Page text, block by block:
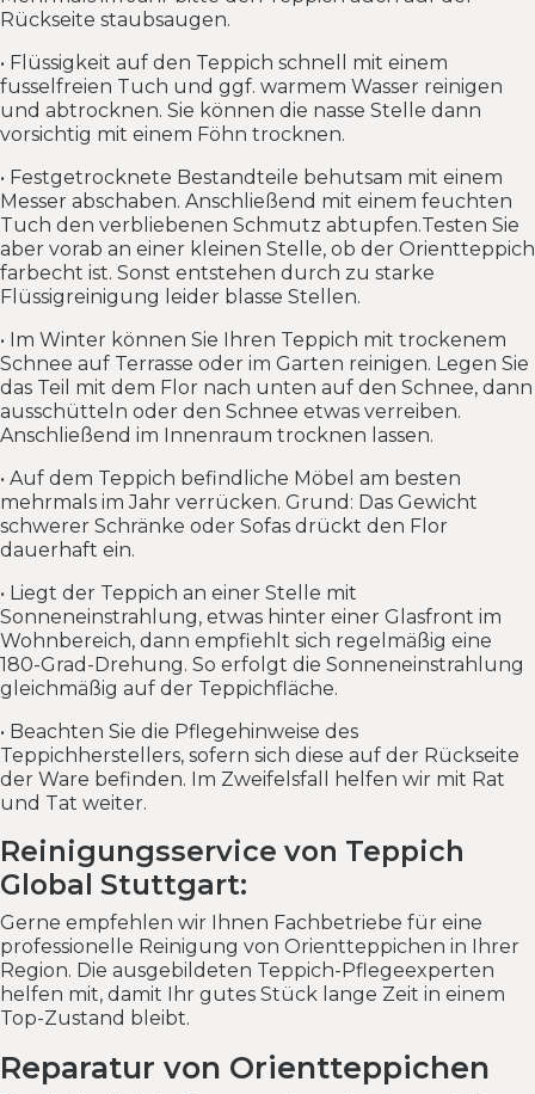
Rückseite staubsaugen.
• Flüssigkeit auf den Teppich schnell mit einem
fusselfreien Tuch und ggf. warmem Wasser reinigen
und abtrocknen. Sie können die nasse Stelle dann
vorsichtig mit einem Föhn trocknen.
• Festgetrocknete Bestandteile behutsam mit einem
Messer abschaben. Anschließend mit einem feuchten
Tuch den verbliebenen Schmutz abtupfen.Testen Sie
aber vorab an einer kleinen Stelle, ob der Orientteppich
farbecht ist. Sonst entstehen durch zu starke
Flüssigreinigung leider blasse Stellen.
• Im Winter können Sie Ihren Teppich mit trockenem
Schnee auf Terrasse oder im Garten reinigen. Legen Sie
das Teil mit dem Flor nach unten auf den Schnee, dann
ausschütteln oder den Schnee etwas verreiben.
Anschließend im Innenraum trocknen lassen.
• Auf dem Teppich befindliche Möbel am besten
mehrmals im Jahr verrücken. Grund: Das Gewicht
schwerer Schränke oder Sofas drückt den Flor
dauerhaft ein.
• Liegt der Teppich an einer Stelle mit
Sonneneinstrahlung, etwas hinter einer Glasfront im
Wohnbereich, dann empfiehlt sich regelmäßig eine
180-Grad-Drehung. So erfolgt die Sonneneinstrahlung
gleichmäßig auf der Teppichfläche.
• Beachten Sie die Pflegehinweise des
Teppichherstellers, sofern sich diese auf der Rückseite
der Ware befinden. Im Zweifelsfall helfen wir mit Rat
und Tat weiter.
Reinigungsservice von Teppich
Global Stuttgart:
Gerne empfehlen wir Ihnen Fachbetriebe für eine
professionelle Reinigung von Orientteppichen in Ihrer
Region. Die ausgebildeten Teppich-Pflegeexperten
helfen mit, damit Ihr gutes Stück lange Zeit in einem
Top-Zustand bleibt.
Reparatur von Orientteppichen